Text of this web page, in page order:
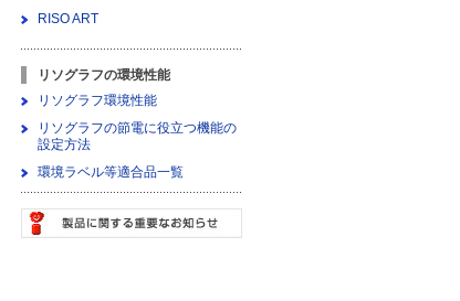
RISO ART
リソグラフの環境性能
リソグラフ環境性能
リソグラフの節電に役立つ機能の
設定方法
環境ラベル等適合品一覧